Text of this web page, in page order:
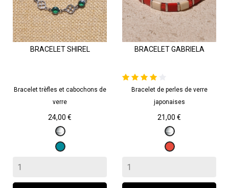
BRACELET SHIREL
Bracelet trèfles et cabochons de
verre
Prix
24,00 €
Argenté
Bleu
BRACELET GABRIELA
Bracelet de perles de verre
japonaises
Prix
21,00 €
Argenté
Rouge